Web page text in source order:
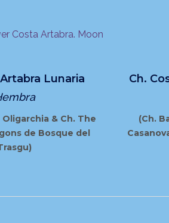
Lunaria
Oligarchia & Ch. The
de Bosque del
Ch.
(Ch.